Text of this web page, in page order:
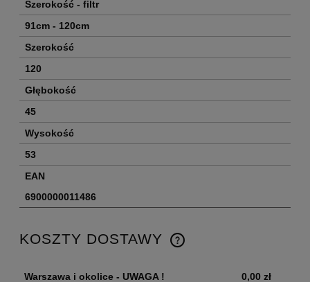
Szerokość - filtr
91cm - 120cm
Szerokość
120
Głębokość
45
Wysokość
53
EAN
6900000011486
KOSZTY DOSTAWY
Warszawa i okolice - UWAGA !
0,00 zł